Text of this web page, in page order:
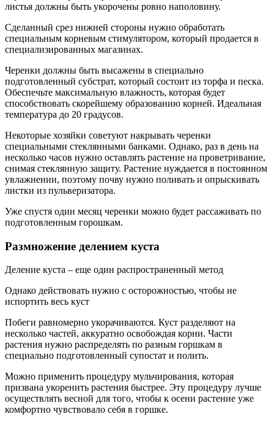
листья должны быть укорочены ровно наполовину.
Сделанный срез нижней стороны нужно обработать
специальным корневым стимулятором, который продается в
специализированных магазинах.
Черенки должны быть высажены в специально
подготовленный субстрат, который состоит из торфа и песка.
Обеспечьте максимальную влажность, которая будет
способствовать скорейшему образованию корней. Идеальная
температура до 20 градусов.
Некоторые хозяйки советуют накрывать черенки
специальными стеклянными банками. Однако, раз в день на
несколько часов нужно оставлять растение на проветривание,
снимая стеклянную защиту. Растение нуждается в постоянном
увлажнении, поэтому почву нужно поливать и опрыскивать
листки из пульверизатора.
Уже спустя один месяц черенки можно будет рассаживать по
подготовленным горошкам.
Размножение делением куста
Деление куста – еще один распространенный метод
Однако действовать нужно с осторожностью, чтобы не
испортить весь куст
Побеги равномерно укорачиваются. Куст разделяют на
несколько частей, аккуратно освобождая корни. Части
растения нужно распределять по разным горшкам в
специально подготовленный супостат и полить.
Можно применить процедуру мульчирования, которая
призвана укоренить растения быстрее. Эту процедуру лучше
осуществлять весной для того, чтобы к осени растение уже
комфортно чувствовало себя в горшке.